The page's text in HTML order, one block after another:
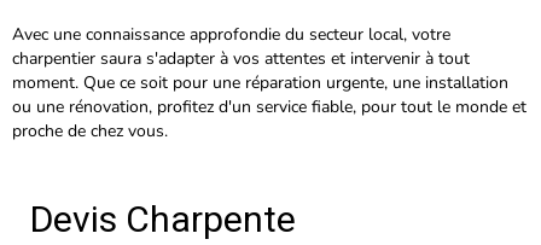
Avec une connaissance approfondie du secteur local, votre
charpentier saura s'adapter à vos attentes et intervenir à tout
moment. Que ce soit pour une réparation urgente, une installation
ou une rénovation, profitez d'un service fiable, pour tout le monde et
proche de chez vous.
Devis Charpente